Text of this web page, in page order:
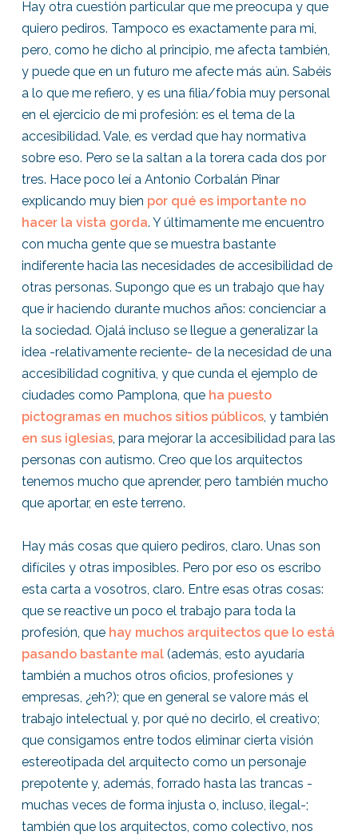
Hay otra cuestión particular que me preocupa y que
quiero pediros. Tampoco es exactamente para mi,
pero, como he dicho al principio, me afecta también,
y puede que en un futuro me afecte más aún. Sabéis
a lo que me refiero, y es una filia/fobia muy personal
en el ejercicio de mi profesión: es el tema de la
accesibilidad. Vale, es verdad que hay normativa
sobre eso. Pero se la saltan a la torera cada dos por
tres. Hace poco leí a Antonio Corbalán Pinar
explicando muy bien por qué es importante no
hacer la vista gorda. Y últimamente me encuentro
con mucha gente que se muestra bastante
indiferente hacia las necesidades de accesibilidad de
otras personas. Supongo que es un trabajo que hay
que ir haciendo durante muchos años: concienciar a
la sociedad. Ojalá incluso se llegue a generalizar la
idea -relativamente reciente- de la necesidad de una
accesibilidad cognitiva, y que cunda el ejemplo de
ciudades como Pamplona, que ha puesto
pictogramas en muchos sitios públicos, y también
en sus iglesias, para mejorar la accesibilidad para las
personas con autismo. Creo que los arquitectos
tenemos mucho que aprender, pero también mucho
que aportar, en este terreno.
Hay más cosas que quiero pediros, claro. Unas son
difíciles y otras imposibles. Pero por eso os escribo
esta carta a vosotros, claro. Entre esas otras cosas:
que se reactive un poco el trabajo para toda la
profesión, que hay muchos arquitectos que lo está
pasando bastante mal (además, esto ayudaría
también a muchos otros oficios, profesiones y
empresas, ¿eh?); que en general se valore más el
trabajo intelectual y, por qué no decirlo, el creativo;
que consigamos entre todos eliminar cierta visión
estereotipada del arquitecto como un personaje
prepotente y, además, forrado hasta las trancas -
muchas veces de forma injusta o, incluso, ilegal-;
también que los arquitectos, como colectivo, nos